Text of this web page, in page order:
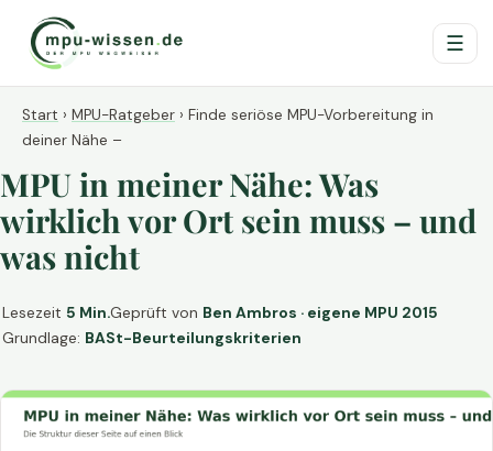
☰
Start › MPU-Ratgeber › Finde seriöse MPU-Vorbereitung in
deiner Nähe –
MPU in meiner Nähe: Was
wirklich vor Ort sein muss – und
was nicht
Lesezeit 5 Min.Geprüft von Ben Ambros · eigene MPU 2015
Grundlage: BASt-Beurteilungskriterien